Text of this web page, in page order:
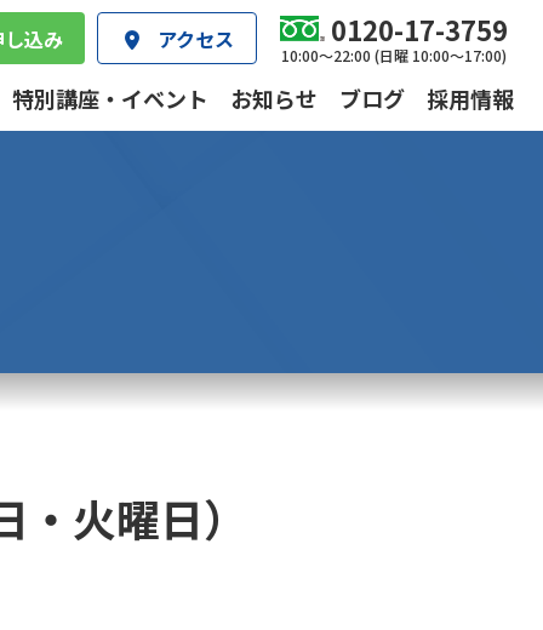
込み アクセス 0120-17-3759
10:00～22:00 (日曜 10:00～17:00)
特別講座・イベント お知らせ ブログ 採用情報
火曜日）